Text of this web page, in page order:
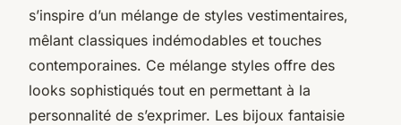
s’inspire d’un mélange de styles vestimentaires,
mêlant classiques indémodables et touches
contemporaines. Ce mélange styles offre des
looks sophistiqués tout en permettant à la
personnalité de s’exprimer. Les bijoux fantaisie